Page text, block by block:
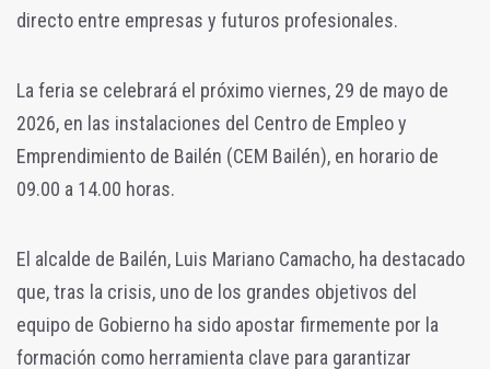
directo entre empresas y futuros profesionales.
La feria se celebrará el próximo viernes, 29 de mayo de
2026, en las instalaciones del Centro de Empleo y
Emprendimiento de Bailén (CEM Bailén), en horario de
09.00 a 14.00 horas.
El alcalde de Bailén, Luis Mariano Camacho, ha destacado
que, tras la crisis, uno de los grandes objetivos del
equipo de Gobierno ha sido apostar firmemente por la
formación como herramienta clave para garantizar